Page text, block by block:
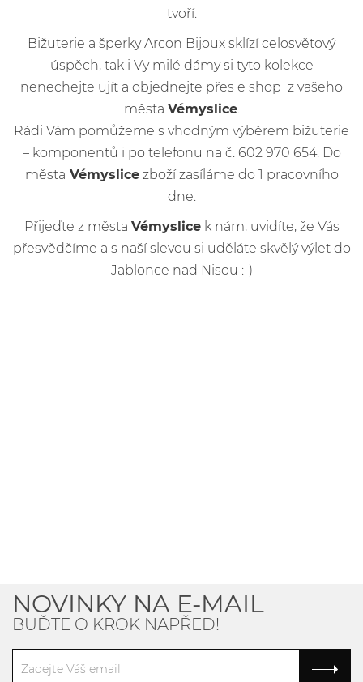
tvoří.
Bižuterie a šperky Arcon Bijoux sklízí celosvětový
úspěch, tak i Vy milé dámy si tyto kolekce
nenechejte ujít a objednejte přes e shop z vašeho
města Vémyslice.
Rádi Vám pomůžeme s vhodným výběrem bižuterie
– komponentů i po telefonu na č. 602 970 654. Do
města Vémyslicezboží zasíláme do 1 pracovního
dne.
Přijeďte z města Vémyslicek nám, uvidíte, že Vás
přesvědčíme a s naší slevou si uděláte skvělý výlet do
Jablonce nad Nisou :-)
NOVINKY NA E-MAIL
BUĎTE O KROK NAPŘED!